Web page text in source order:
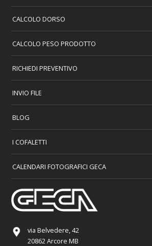
CALCOLO DORSO
CALCOLO PESO PRODOTTO
RICHIEDI PREVENTIVO
INVIO FILE
BLOG
I COFALETTI
CALENDARI FOTOGRAFICI GECA
via Belvedere, 42
20862 Arcore MB